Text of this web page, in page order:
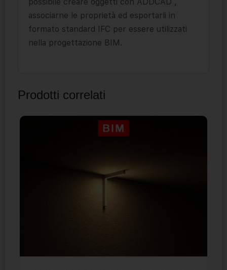
possibile creare oggetti con ADDCAD ,
associarne le proprietà ed esportarli in
formato standard IFC per essere utilizzati
nella progettazione BIM.
Prodotti correlati